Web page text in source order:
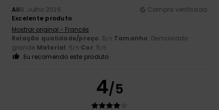
Ali9. Julho 2026
Compra verificada
Excelente produto
Mostrar original - Francês
Relação qualidade/preço: 5/5 Tamanho: Demasiado
grande Material: 5/5 Cor: 5 /5
Eu recomendo este produto
4/5